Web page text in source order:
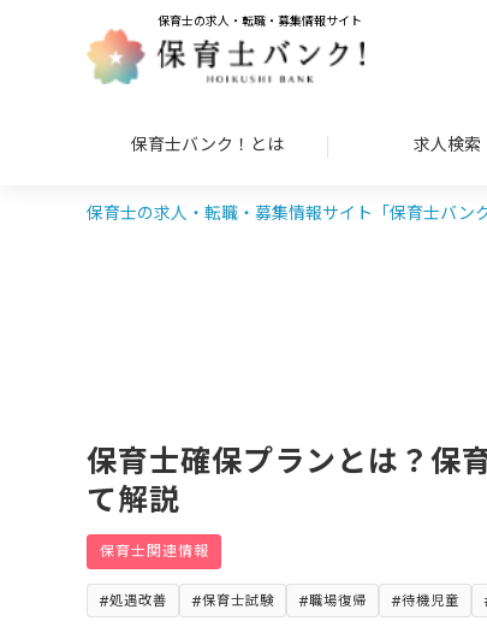
保育士の求人・転職・募集情報サイト
保育士バンク！とは 求人検索
保育士の求人・転職・募集情報サイト「保育士バンク
保育士確保プランとは？保
て解説
保育士関連情報
処遇改善 保育士試験 職場復帰 待機児童